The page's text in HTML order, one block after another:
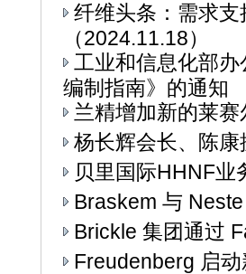
纤维头条：需求
（2024.11.18）
工业和信息化部
编制指南》的通知
兰精增加新的莱
杨长辉会长、陈
贝里国际HHNF业
Braskem 与
Brickle 集团通过
Freudenberg 启